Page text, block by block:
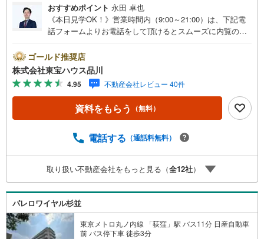
おすすめポイント 永田 卓也
《本日見学OK！》営業時間内（9:00～21:00）は、下記電
話フォームよりお電話をして頂けるとスムーズに内覧のご
hoo！ 不動産キャンペーン対象店舗】当店で物件を成約す
るとPayPayボーナスライトがもらえる「Yahoo！ 不動産
物件ご成約キャンペーン」の対象になります。「資料をも
らう」「見学予約をする」ボタンからお問い合わせくださ
い。※必ずYahoo！ JAPAN IDでログインしてください。※P
ayPayボーナスライトは出金と譲渡はできません。ご案
問い合わせも常時受け付けております！お気軽にお問い合
ゴールド推奨店
株式会社東宝ハウス品川
4.95 不動産会社レビュー 40件
資料をもらう （無料）
電話する （通話料無料）
取り扱い不動産会社をもっと見る（全12社）
パレロワイヤル杉並
東京メトロ丸ノ内線 「荻窪」駅 バス11分 日産自動車
前 バス停下車 徒歩3分